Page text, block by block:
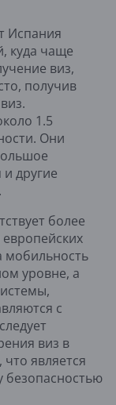
Испания
куда чаще
виз,
получив
1.5
Они
другие
более
мобильность
уровне, а
с
виз в
является